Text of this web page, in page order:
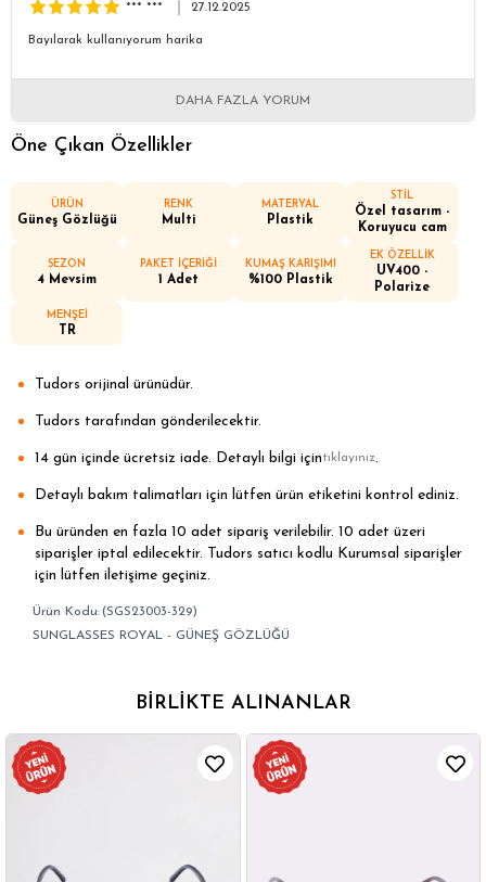
*** *** 27.12.2025
Bayılarak kullanıyorum harika
DAHA FAZLA YORUM
Öne Çıkan Özellikler
ÜRÜN
Güneş Gözlüğü
RENK
Multi
MATERYAL
Plastik
STİL
Özel tasarım -
Koruyucu cam
SEZON
4 Mevsim
PAKET İÇERİĞİ
1 Adet
KUMAŞ KARIŞIMI
%100 Plastik
EK ÖZELLİK
UV400 -
Polarize
MENŞEİ
TR
Tudors orijinal ürünüdür.
Tudors tarafından gönderilecektir.
14 gün içinde ücretsiz iade. Detaylı bilgi içintıklayınız.
Detaylı bakım talimatları için lütfen ürün etiketini kontrol ediniz.
Bu üründen en fazla 10 adet sipariş verilebilir. 10 adet üzeri
siparişler iptal edilecektir. Tudors satıcı kodlu Kurumsal siparişler
için lütfen iletişime geçiniz.
(SGS23003-329)
SUNGLASSES ROYAL - GÜNEŞ GÖZLÜĞÜ
BIRLIKTE ALINANLAR